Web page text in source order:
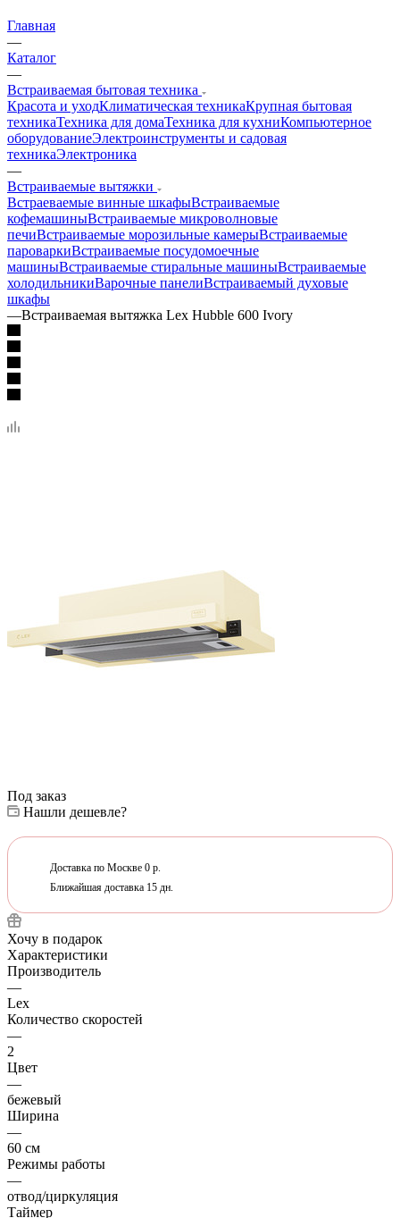
Главная
—
Каталог
—
Встраиваемая бытовая техника
Красота и уходКлиматическая техникаКрупная бытовая
техникаТехника для домаТехника для кухниКомпьютерное
оборудованиеЭлектроинструменты и садовая
техникаЭлектроника
—
Встраиваемые вытяжки
Встраеваемые винные шкафыВстраиваемые
кофемашиныВстраиваемые микроволновые
печиВстраиваемые морозильные камерыВстраиваемые
пароваркиВстраиваемые посудомоечные
машиныВстраиваемые стиральные машиныВстраиваемые
холодильникиВарочные панелиВстраиваемый духовые
шкафы
—Встраиваемая вытяжка Lex Hubble 600 Ivory
Под заказ
Нашли дешевле?
Доставка по Москве 0 р.
Ближайшая доставка 15 дн.
Хочу в подарок
Характеристики
Производитель
—
Lex
Количество скоростей
—
2
Цвет
—
бежевый
Ширина
—
60 см
Режимы работы
—
отвод/циркуляция
Таймер